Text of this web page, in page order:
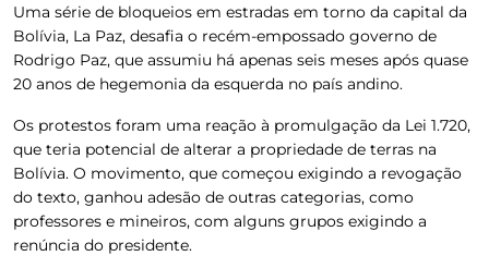
Uma série de bloqueios em estradas em torno da capital da
Bolívia, La Paz, desafia o recém-empossado governo de
Rodrigo Paz, que assumiu há apenas seis meses após quase
20 anos de hegemonia da esquerda no país andino.
Os protestos foram uma reação à promulgação da Lei 1.720,
que teria potencial de alterar a propriedade de terras na
Bolívia. O movimento, que começou exigindo a revogação
do texto, ganhou adesão de outras categorias, como
professores e mineiros, com alguns grupos exigindo a
renúncia do presidente.